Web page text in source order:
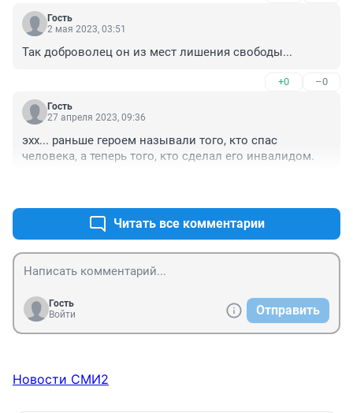
Гость
2 мая 2023, 03:51
Так доброволец он из мест лишения свободы...
+0 –0
Гость
27 апреля 2023, 09:36
эхх... раньше героем называли того, кто спас
человека, а теперь того, кто сделал его инвалидом.
Читать все комментарии
Гость
Войти
Отправить
Новости СМИ2